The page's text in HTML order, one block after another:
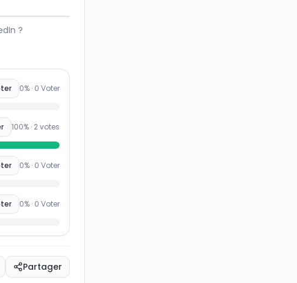
?
0% · 0 Voter
100% · 2votes
0% · 0 Voter
0% · 0 Voter
Partager